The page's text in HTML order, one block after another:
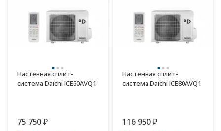
Настенная сплит-
система Daichi ICE60AVQ1
75 750 ₽
Настенная сплит-
система Daichi ICE80AVQ1
116 950 ₽